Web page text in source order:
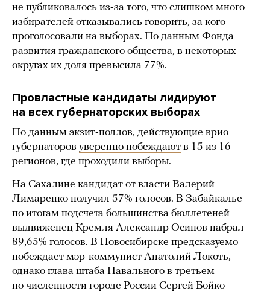
не публиковалось из-за того, что слишком много
избирателей отказывались говорить, за кого
проголосовали на выборах. По данным Фонда
развития гражданского общества, в некоторых
округах их доля превысила 77%.
Провластные кандидаты лидируют
на всех губернаторских выборах
По данным экзит-поллов, действующие врио
губернаторов уверенно побеждают в 15 из 16
регионов, где проходили выборы.
На Сахалине кандидат от власти Валерий
Лимаренко получил 57% голосов. В Забайкалье
по итогам подсчета большинства бюллетеней
выдвиженец Кремля Александр Осипов набрал
89,65% голосов. В Новосибирске предсказуемо
побеждает мэр-коммунист Анатолий Локоть,
однако глава штаба Навального в третьем
по численности городе России Сергей Бойко